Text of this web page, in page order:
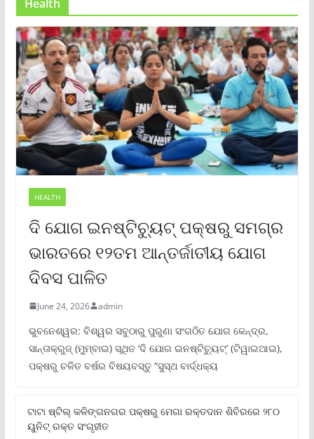
Health
HEALTH
ଦି ଯୋଗ ଇନଷ୍ଟିଚ୍ୟୁଟ୍ ପକ୍ଷରୁ ସମଗ୍ର
ଭାରତରେ ୧୨ତମ ଆନ୍ତର୍ଜାତୀୟ ଯୋଗ
ଦିବସ ପାଳିତ
June 24, 2026 admin
ଭୁବନେଶ୍ୱର: ବିଶ୍ୱର ସବୁଠାରୁ ପୁରୁଣା ସଂଗଠିତ ଯୋଗ କେନ୍ଦ୍ର,
ସାନ୍ତାକ୍ରୁଜ୍ (ମୁମ୍ବାଇ) ସ୍ଥିତ ‘ଦି ଯୋଗ ଇନଷ୍ଟିଚ୍ୟୁଟ୍‌’ (ଟିୱାଇଆଇ),
ପକ୍ଷରୁ ଚଳିତ ବର୍ଷର ବିଷୟବସ୍ତୁ “ସୁସ୍ଥ ବାର୍ଦ୍ଧକ୍ୟ
ଟାଟା ଷ୍ଟିଲ୍‌ କଳିଙ୍ଗନଗର ପକ୍ଷରୁ ମେଗା ରକ୍ତଦାନ ଶିବିରରେ ୨୮୦
ୟୁନିଟ୍‌ ରକ୍ତ ସଂଗୃହୀତ